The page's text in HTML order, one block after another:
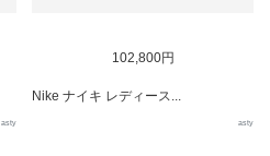
asty
102,800円
Nike ナイキ レディース...
asty